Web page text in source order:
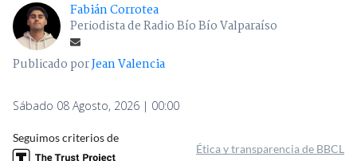
Fabián Corrotea
Periodista de Radio Bío Bío Valparaíso
Publicado porJean Valencia
Sábado 08 Agosto, 2026 | 00:00
Seguimos criterios de
Ética y transparencia de BBCL